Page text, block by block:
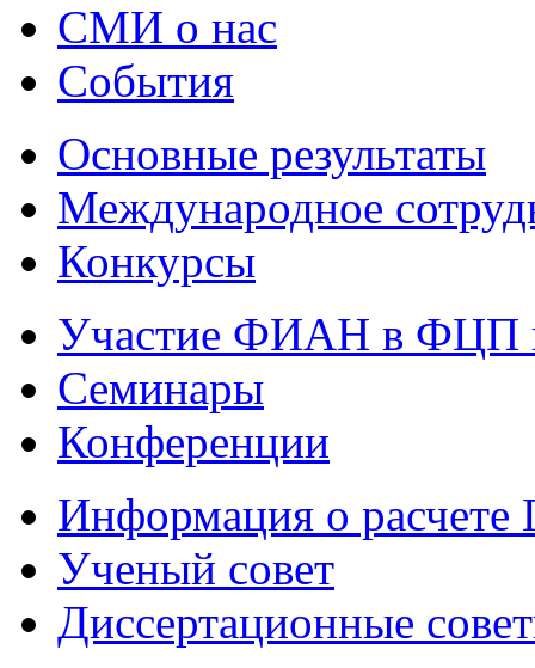
СМИ о нас
События
Основные результаты
Международное
Конкурсы
Участие ФИАН в ФЦП
Семинары
Конференции
Информация о
Ученый совет
Диссертационные